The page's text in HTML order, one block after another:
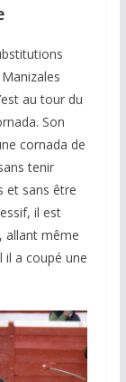
au tour du
Son
cornada de
tenir
et sans être
il est
allant même
il a coupé une